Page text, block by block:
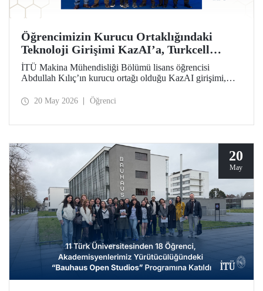
Öğrencimizin Kurucu Ortaklığındaki
Teknoloji Girişimi KazAI’a, Turkcell
Yarının Teknoloji Liderleri Yarışmasında
“Ölçeklenme Potansiyeli Ödülü”
İTÜ Makina Mühendisliği Bölümü lisans öğrencisi
Abdullah Kılıç’ın kurucu ortağı olduğu KazAI girişimi,
Potansiyeli Ödülü”nün sahibi oldu. Farklı disiplinlerden
20 May 2026 Öğrenci
20
May